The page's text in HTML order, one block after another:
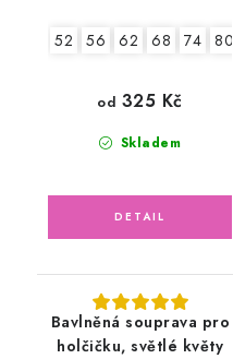
52 56 62 68 74 80
Skladem
od 325 Kč
Bavlněná souprava pro
holčičku, světlé květy